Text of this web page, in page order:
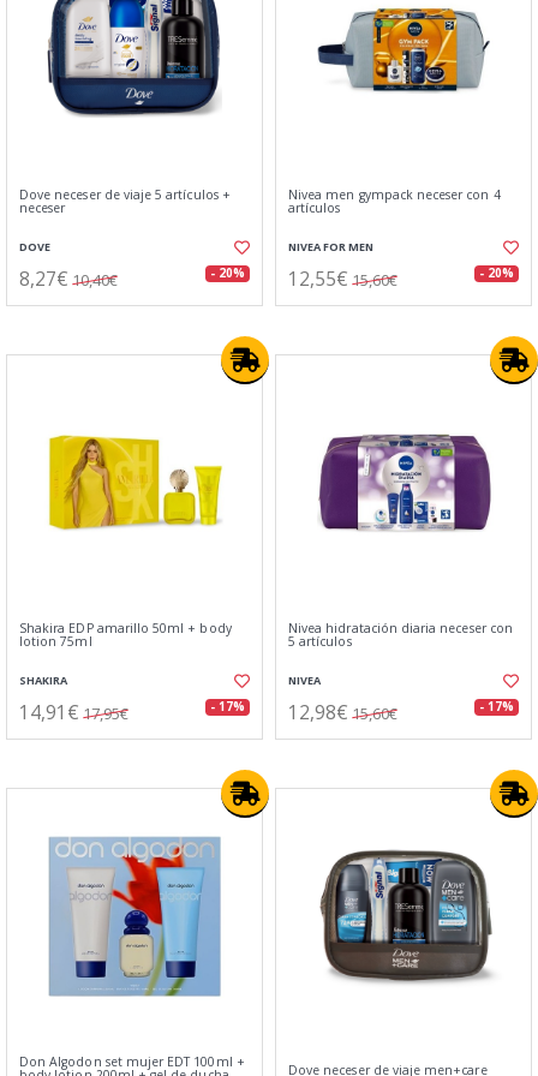
Dove neceser de viaje 5 artículos +
neceser
DOVE
8,27€ 10,40€ - 20%
Nivea men gympack neceser con 4
artículos
NIVEA FOR MEN
12,55€ 15,60€ - 20%
Shakira EDP amarillo 50ml + body
lotion 75ml
SHAKIRA
14,91€ 17,95€ - 17%
Nivea hidratación diaria neceser con
5 artículos
NIVEA
12,98€ 15,60€ - 17%
Don Algodon set mujer EDT 100ml + Dove neceser de viaje men+care